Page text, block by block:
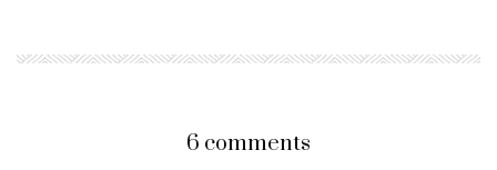
6 comments